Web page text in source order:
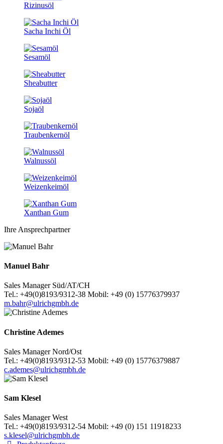
Rizinusöl
Sacha Inchi Öl
Sesamöl
Sheabutter
Sojaöl
Traubenkernöl
Walnussöl
Weizenkeimöl
Xanthan Gum
Ihre Ansprechpartner
Manuel Bahr
Sales Manager Süd/AT/CH
Tel.: +49(0)8193/9312-38 Mobil: +49 (0) 15776379937
m.bahr@ulrichgmbh.de
Christine Ademes
Sales Manager Nord/Ost
Tel.: +49(0)8193/9312-53 Mobil: +49 (0) 15776379887
c.ademes@ulrichgmbh.de
Sam Klesel
Sales Manager West
Tel.: +49(0)8193/9312-54 Mobil: +49 (0) 151 11918233
s.klesel@ulrichgmbh.de